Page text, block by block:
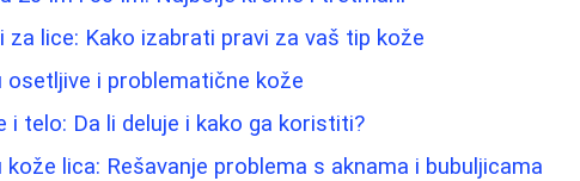
za lice: Kako izabrati pravi za vaš tip kože
osetljive i problematične kože
i telo: Da li deluje i kako ga koristiti?
kože lica: Rešavanje problema s aknama i bubuljicama